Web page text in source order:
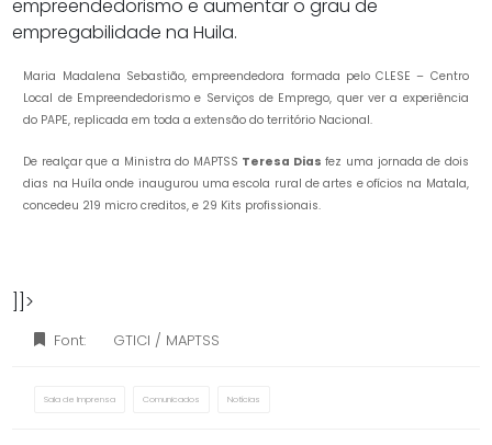
empreendedorismo e aumentar o grau de
empregabilidade na Huila.
Maria Madalena Sebastião, empreendedora formada pelo CLESE – Centro
Local de Empreendedorismo e Serviços de Emprego, quer ver a experiência
do PAPE, replicada em toda a extensão do território Nacional.
De realçar que a Ministra do MAPTSS Teresa Dias fez uma jornada de dois
dias na Huíla onde inaugurou uma escola rural de artes e ofícios na Matala,
concedeu 219 micro creditos, e 29 Kits profissionais.
]]>
Font: GTICI / MAPTSS
Sala de Imprensa Comunicados Notícias